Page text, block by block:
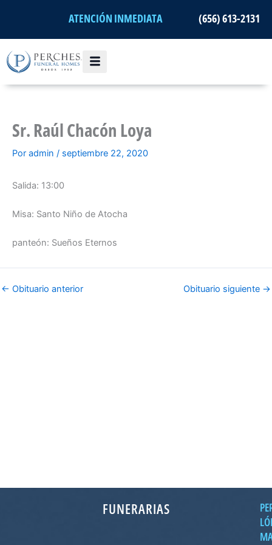
ATENCIÓN INMEDIATA (656) 613-2131
Sr. Raúl Chacón Loya
Por admin / septiembre 22, 2020
Salida: 13:00
Misa: Santo Niño de Atocha
panteón: Sueños Eternos
← Obituario anterior Obituario siguiente →
FUNERARIAS